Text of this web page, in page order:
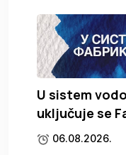
U sistem
uključuje se
06.08.2026.